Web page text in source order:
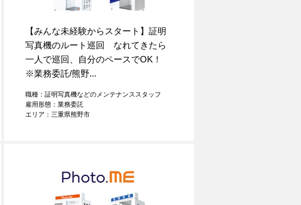
【みんな未経験からスタート】証明
写真機のルート巡回 なれてきたら
一人で巡回、自分のペースでOK！
※業務委託/熊野...
職種：証明写真機などのメンテナンススタッフ
雇用形態：業務委託
エリア：三重県熊野市